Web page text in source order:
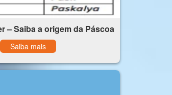
– Saiba a origem da Páscoa
Saiba mais